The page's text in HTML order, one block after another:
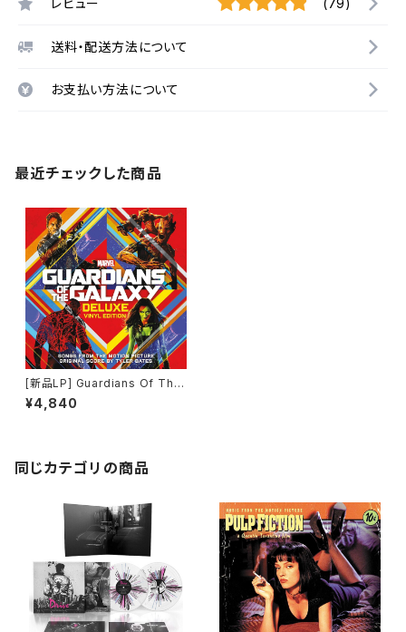
送料・配送方法について
お支払い方法について
最近チェックした商品
[新品LP] Guardians Of The
Galaxy Awesome Mix Vol. 1
(2LP) / ガーディアンズ・オブ・ギ
¥4,840
同じカテゴリの商品